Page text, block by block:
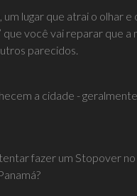
lugar que atrai o olhar
que você vai reparar que
parecidos.
a cidade -
fazer um Stopover